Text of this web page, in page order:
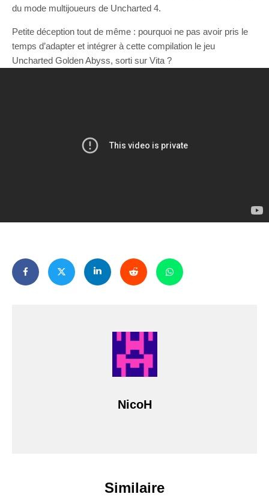
du mode multijoueurs de Uncharted 4.
Petite déception tout de même : pourquoi ne pas avoir pris le
temps d’adapter et intégrer à cette compilation le jeu
Uncharted Golden Abyss, sorti sur Vita ?
NicoH
Similaire